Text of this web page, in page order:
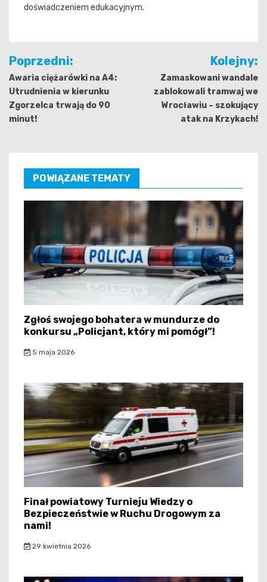
doświadczeniem edukacyjnym.
Nawigacja
wpisu
Poprzedni:
Awaria ciężarówki na A4:
Utrudnienia w kierunku
Zgorzelca trwają do 90
minut!
Kolejny:
Zamaskowani wandale
zablokowali tramwaj we
Wrocławiu – szokujący
atak na Krzykach!
POWIĄZANE TEMATY
Zgłoś swojego bohatera w mundurze do
konkursu „Policjant, który mi pomógł”!
5 maja 2026
Finał powiatowy Turnieju Wiedzy o
Bezpieczeństwie w Ruchu Drogowym za
nami!
29 kwietnia 2026